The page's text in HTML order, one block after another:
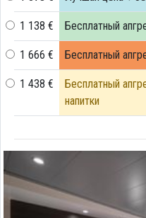
1 138 € Бесплатный
1 666 € Бесплатный
1 438 €
Бесплатный
напитки